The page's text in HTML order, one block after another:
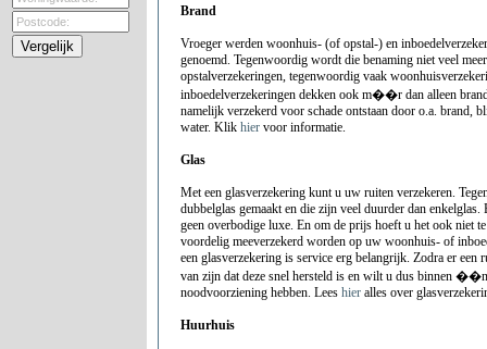
Brand
Vroeger werden woonhuis- (of opstal-) en
genoemd. Tegenwoordig wordt die benaming niet veel
opstalverzekeringen, tegenwoordig vaak
inboedelverzekeringen dekken ook m��r dan alleen
namelijk verzekerd voor schade ontstaan door o.a. brand,
water. Klik hier voor informatie.
Glas
Met een glasverzekering kunt u uw ruiten verzekeren.
dubbelglas gemaakt en die zijn veel duurder dan
geen overbodige luxe. En om de prijs hoeft u het ook niet
voordelig meeverzekerd worden op uw woonhuis- of
een glasverzekering is service erg belangrijk. Zodra er
van zijn dat deze snel hersteld is en wilt u dus binnen
noodvoorziening hebben. Lees hier alles over
Huurhuis